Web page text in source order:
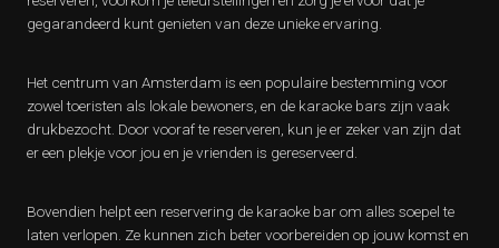
gegarandeerd kunt genieten van deze unieke ervaring.
Het centrum van Amsterdam is een populaire bestemming voor
zowel toeristen als lokale bewoners, en de karaoke bars zijn vaak
drukbezocht. Door vooraf te reserveren, kun je er zeker van zijn dat
er een plekje voor jou en je vrienden is gereserveerd.
Bovendien helpt een reservering de karaoke bar om alles soepel te
laten verlopen. Ze kunnen zich beter voorbereiden op jouw komst en